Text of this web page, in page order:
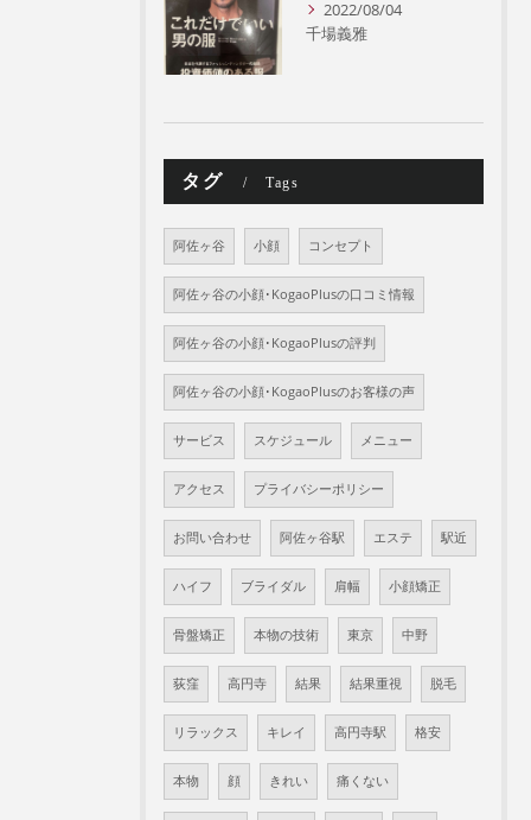
2022/08/04
千場義雅
タグ Tags
阿佐ヶ谷 小顔 コンセプト
阿佐ヶ谷の小顔･KogaoPlusの口コミ情報
阿佐ヶ谷の小顔･KogaoPlusの評判
阿佐ヶ谷の小顔･KogaoPlusのお客様の声
サービス スケジュール メニュー
アクセス プライバシーポリシー
お問い合わせ 阿佐ヶ谷駅 エステ 駅近
ハイフ ブライダル 肩幅 小顔矯正
骨盤矯正 本物の技術 東京 中野
荻窪 高円寺 結果 結果重視 脱毛
リラックス キレイ 高円寺駅 格安
本物 顔 きれい 痛くない